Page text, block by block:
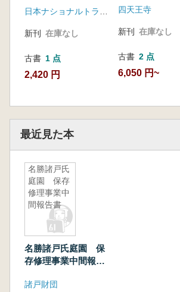
日本ナショナルトラスト
新刊 在庫なし
古書 1 点
2,420 円
四天王寺
新刊 在庫なし
古書 2 点
6,050 円~
最近見た本
名勝諸戸氏
庭園 保存
修理事業中
間報告書
名勝諸戸氏庭園 保
存修理事業中間報告
諸戸財団